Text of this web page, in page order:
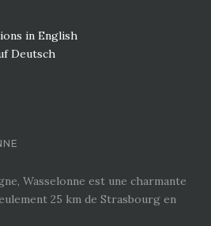
in English
Deutsch
Wasselonne est une charmante
25 km de Strasbourg en